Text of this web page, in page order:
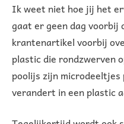
Ik weet niet hoe jij het
gaat er geen dag voorbij
krantenartikel voorbij
plastic die rondzwerven
poolijs zijn microdeeltjes
verandert in een plastic